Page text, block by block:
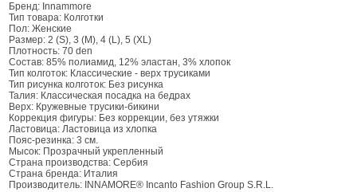
Бренд: Innammore
Тип товара: Колготки
Пол: Женские
Размер: 2 (S), 3 (M), 4 (L), 5 (XL)
Плотность: 70 den
Состав: 85% полиамид, 12% эластан, 3% хлопок
Тип колготок: Классические - верх трусиками
Тип рисунка колготок: Без рисунка
Талия: Классическая посадка на бедрах
Верх: Кружевные трусики-бикини
Коррекция фигуры: Без коррекции, без утяжки
Ластовица: Ластовица из хлопка
Пояс-резинка: 3 см.
Мысок: Прозрачный укрепленный
Страна производства: Сербия
Страна бренда: Италия
Производитель: INNAMORE® Incanto Fashion Group S.R.L.